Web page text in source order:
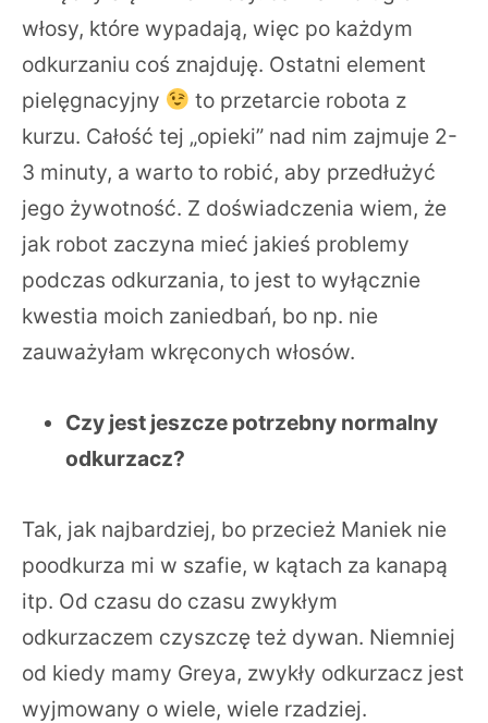
włosy, które wypadają, więc po każdym
odkurzaniu coś znajduję. Ostatni element
pielęgnacyjny
to przetarcie robota z
kurzu. Całość tej „opieki” nad nim zajmuje 2-
3 minuty, a warto to robić, aby przedłużyć
jego żywotność. Z doświadczenia wiem, że
jak robot zaczyna mieć jakieś problemy
podczas odkurzania, to jest to wyłącznie
kwestia moich zaniedbań, bo np. nie
zauważyłam wkręconych włosów.
Czy jest jeszcze potrzebny normalny
odkurzacz?
Tak, jak najbardziej, bo przecież Maniek nie
poodkurza mi w szafie, w kątach za kanapą
itp. Od czasu do czasu zwykłym
odkurzaczem czyszczę też dywan. Niemniej
od kiedy mamy Greya, zwykły odkurzacz jest
wyjmowany o wiele, wiele rzadziej.